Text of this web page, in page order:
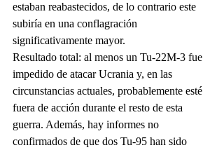
estaban reabastecidos, de lo contrario este
subiría en una conflagración
significativamente mayor.
Resultado total: al menos un Tu-22M-3 fue
impedido de atacar Ucrania y, en las
circunstancias actuales, probablemente esté
fuera de acción durante el resto de esta
guerra. Además, hay informes no
confirmados de que dos Tu-95 han sido